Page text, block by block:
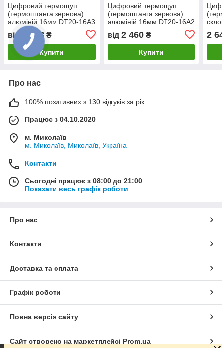
Цифровий термощуп
(термоштанга зернова)
алюміній 16мм DT20-16A3
3м
від 2 758 ₴
Купити
Цифровий термощуп
(термоштанга зернова)
алюміній 16мм DT20-16A2
від 2 460₴
Купити
2
Про нас
100% позитивних з 130 відгуків за рік
Працює з 04.10.2020
м. Миколаїв
м. Миколаїв, Миколаїв, Україна
Контакти
Сьогодні працює з 08:00 до 21:00
Показати весь графік роботи
Про нас
Контакти
Доставка та оплата
Графік роботи
Повна версія сайту
Сайт створено на маркетплейсі Prom.ua